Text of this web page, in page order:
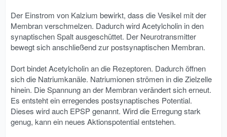
Der Einstrom von Kalzium bewirkt, dass die Vesikel mit der
Membran verschmelzen. Dadurch wird Acetylcholin in den
synaptischen Spalt ausgeschüttet. Der Neurotransmitter
bewegt sich anschließend zur postsynaptischen Membran.
Dort bindet Acetylcholin an die Rezeptoren. Dadurch öffnen
sich die Natriumkanäle. Natriumionen strömen in die Zielzelle
hinein. Die Spannung an der Membran verändert sich erneut.
Es entsteht ein erregendes postsynaptisches Potential.
Dieses wird auch EPSP genannt. Wird die Erregung stark
genug, kann ein neues Aktionspotential entstehen.